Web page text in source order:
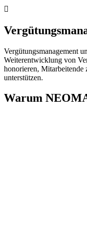

Vergütungsmanagement
Weiterentwicklung von
honorieren, Mitarbeitende
unterstützen.
Warum